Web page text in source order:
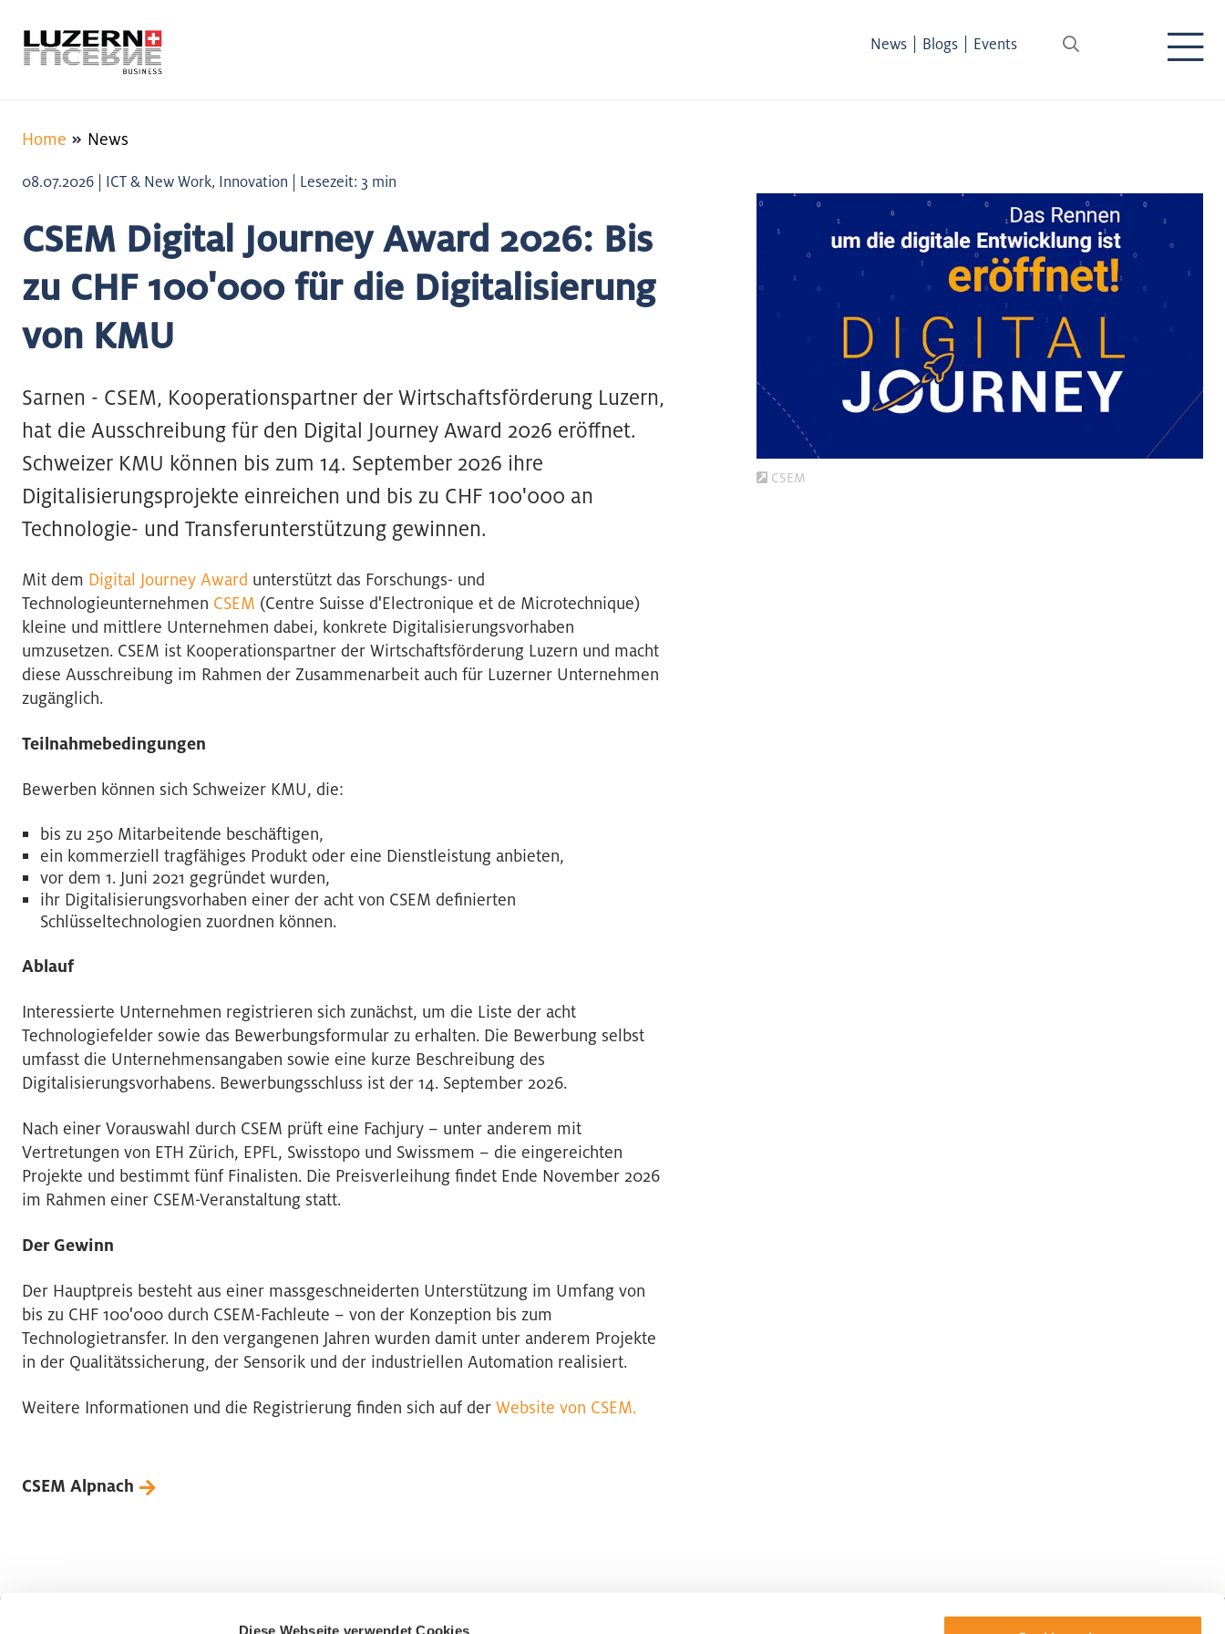
Diese Webseite verwendet Cookies
News Blogs Events
Home News
08.07.2026 | ICT & New Work, Innovation | Lesezeit: 3 min
CSEM Digital Journey Award 2026: Bis
zu CHF 100'000 für die Digitalisierung
von KMU
Sarnen - CSEM, Kooperationspartner der Wirtschaftsförderung Luzern,
hat die Ausschreibung für den Digital Journey Award 2026 eröffnet.
Schweizer KMU können bis zum 14. September 2026 ihre
Digitalisierungsprojekte einreichen und bis zu CHF 100'000 an
Technologie- und Transferunterstützung gewinnen.
Mit dem Digital Journey Award unterstützt das Forschungs- und
Technologieunternehmen CSEM (Centre Suisse d'Electronique et de Microtechnique)
kleine und mittlere Unternehmen dabei, konkrete Digitalisierungsvorhaben
umzusetzen. CSEM ist Kooperationspartner der Wirtschaftsförderung Luzern und macht
diese Ausschreibung im Rahmen der Zusammenarbeit auch für Luzerner Unternehmen
zugänglich.
Teilnahmebedingungen
Bewerben können sich Schweizer KMU, die:
bis zu 250 Mitarbeitende beschäftigen,
ein kommerziell tragfähiges Produkt oder eine Dienstleistung anbieten,
vor dem 1. Juni 2021 gegründet wurden,
ihr Digitalisierungsvorhaben einer der acht von CSEM definierten
Schlüsseltechnologien zuordnen können.
Ablauf
Interessierte Unternehmen registrieren sich zunächst, um die Liste der acht
Technologiefelder sowie das Bewerbungsformular zu erhalten. Die Bewerbung selbst
umfasst die Unternehmensangaben sowie eine kurze Beschreibung des
Digitalisierungsvorhabens. Bewerbungsschluss ist der 14. September 2026.
Nach einer Vorauswahl durch CSEM prüft eine Fachjury – unter anderem mit
Vertretungen von ETH Zürich, EPFL, Swisstopo und Swissmem – die eingereichten
Projekte und bestimmt fünf Finalisten. Die Preisverleihung findet Ende November 2026
im Rahmen einer CSEM-Veranstaltung statt.
Der Gewinn
Der Hauptpreis besteht aus einer massgeschneiderten Unterstützung im Umfang von
bis zu CHF 100'000 durch CSEM-Fachleute – von der Konzeption bis zum
Technologietransfer. In den vergangenen Jahren wurden damit unter anderem Projekte
in der Qualitätssicherung, der Sensorik und der industriellen Automation realisiert.
Weitere Informationen und die Registrierung finden sich auf der Website von CSEM.
CSEM Alpnach
CSEM